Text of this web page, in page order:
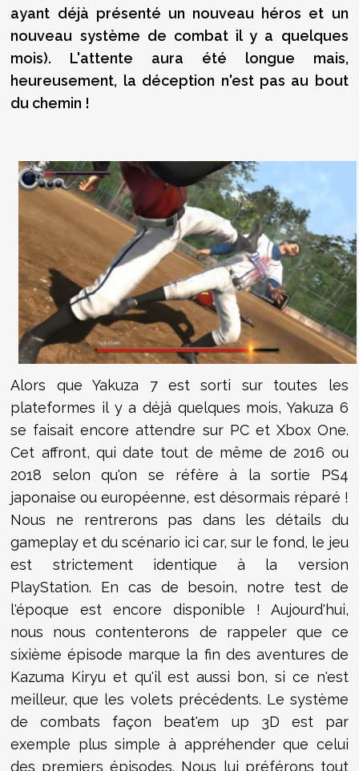
ayant déjà présenté un nouveau héros et un
nouveau système de combat il y a quelques
mois). L'attente aura été longue mais,
heureusement, la déception n'est pas au bout
du chemin !
Alors que Yakuza 7 est sorti sur toutes les
plateformes il y a déjà quelques mois, Yakuza 6
se faisait encore attendre sur PC et Xbox One.
Cet affront, qui date tout de même de 2016 ou
2018 selon qu'on se réfère à la sortie PS4
japonaise ou européenne, est désormais réparé !
Nous ne rentrerons pas dans les détails du
gameplay et du scénario ici car, sur le fond, le jeu
est strictement identique à la version
PlayStation. En cas de besoin, notre test de
l'époque est encore disponible ! Aujourd'hui,
nous nous contenterons de rappeler que ce
sixième épisode marque la fin des aventures de
Kazuma Kiryu et qu'il est aussi bon, si ce n'est
meilleur, que les volets précédents. Le système
de combats façon beat'em up 3D est par
exemple plus simple à appréhender que celui
des premiers épisodes. Nous lui préférons tout